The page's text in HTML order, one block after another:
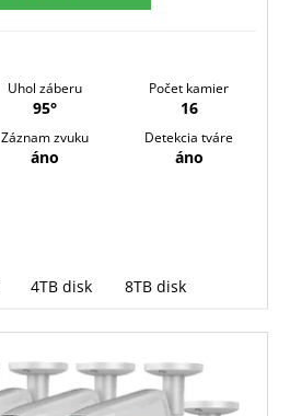
Uhol záberu
95°
Počet kamier
16
Záznam zvuku
áno
Detekcia tváre
áno
4TB disk 8TB disk